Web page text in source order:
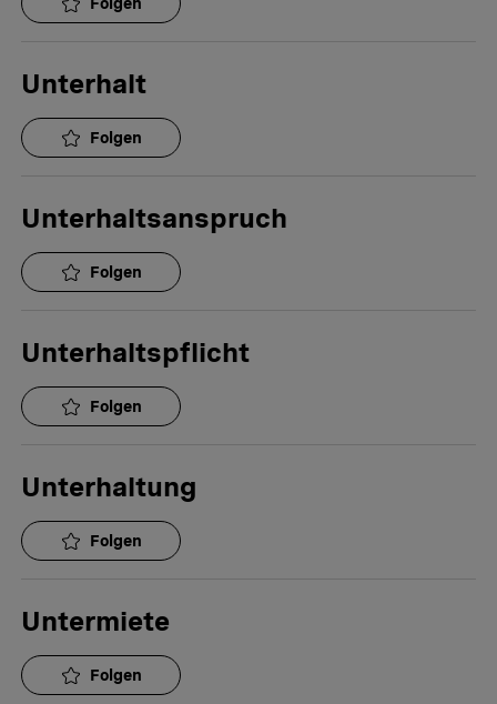
Unterhalt
Folgen
Unterhaltsanspruch
Folgen
Unterhaltspflicht
Folgen
Unterhaltung
Folgen
Untermiete
Folgen